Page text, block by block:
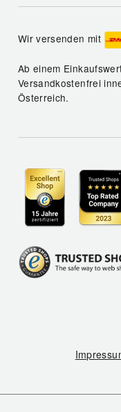
Wir versenden mit
Ab einem
Versandkostenfrei
Österreich.